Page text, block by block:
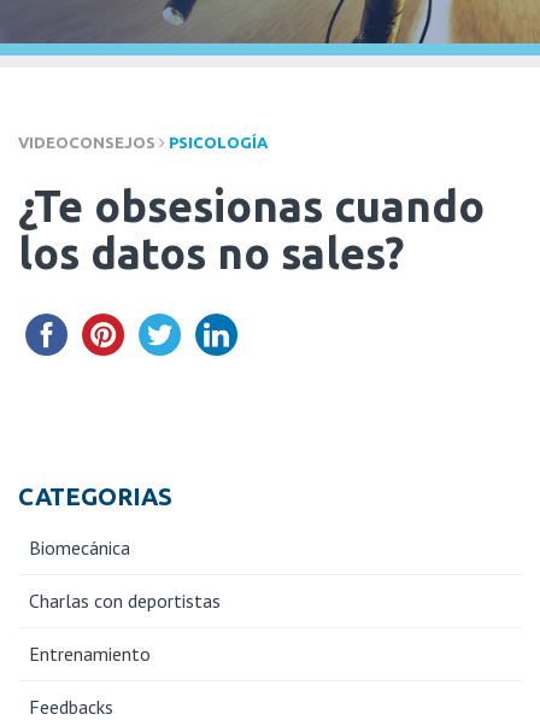
VIDEOCONSEJOS PSICOLOGÍA
¿Te obsesionas cuando
los datos no sales?
CATEGORIAS
Biomecánica
Charlas con deportistas
Entrenamiento
Feedbacks